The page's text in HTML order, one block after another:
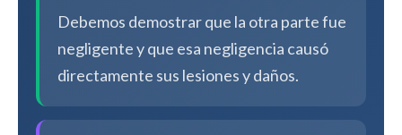
Debemos demostrar que la otra parte fue
negligente y que esa negligencia causó
directamente sus lesiones y daños.